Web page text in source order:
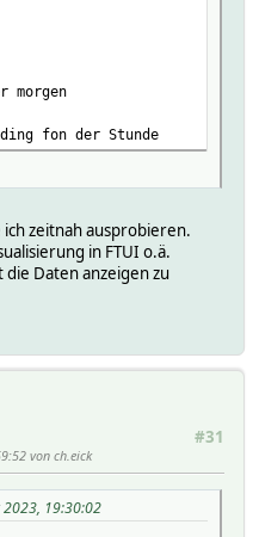
Content-Type:
https://api.tibber.com/v1-
EVU
fc0_00_startsAt
fc0_00_tax
fc0_01_energy
fc0_01_startsAt
fc0_01_tax
fc0_02_energy
fon der Stunde
zeitnah ausprobieren.
in FTUI o.ä.
Daten anzeigen zu
#31
von ch.eick
19:30:02